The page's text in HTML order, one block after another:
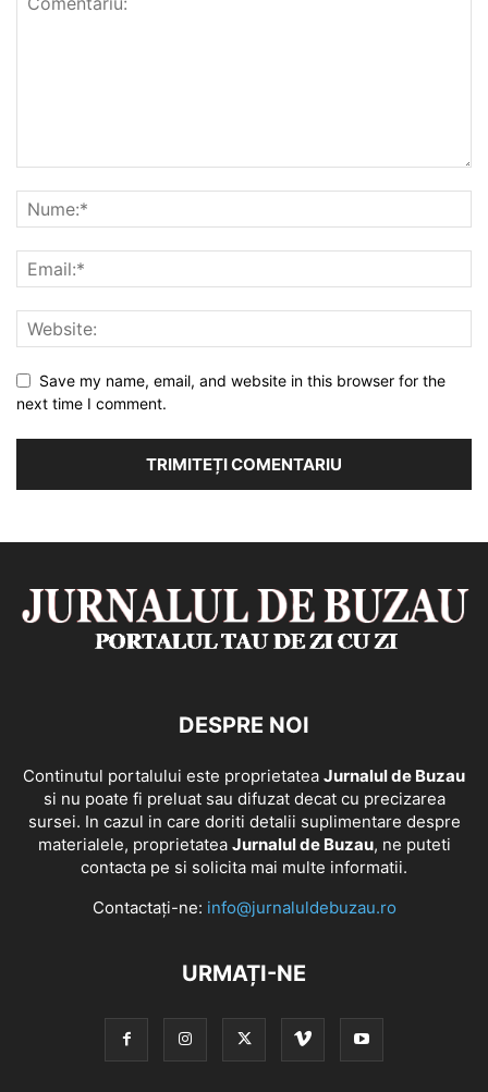
Save my name, email, and website in this browser for the
next time I comment.
DESPRE NOI
Continutul portalului este proprietatea Jurnalul de Buzau
si nu poate fi preluat sau difuzat decat cu precizarea
sursei. In cazul in care doriti detalii suplimentare despre
materialele, proprietatea Jurnalul de Buzau, ne puteti
contacta pe si solicita mai multe informatii.
Contactați-ne: info@jurnaluldebuzau.ro
URMAȚI-NE